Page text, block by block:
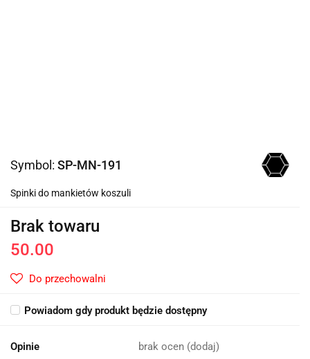
Symbol: SP-MN-191
Spinki do mankietów koszuli
Brak towaru
50.00
Do przechowalni
Powiadom gdy produkt będzie dostępny
Opinie brak ocen (dodaj)